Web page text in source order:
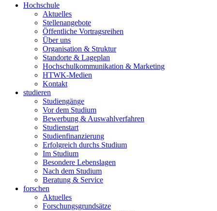
Hochschule
Aktuelles
Stellenangebote
Öffentliche Vortragsreihen
Über uns
Organisation & Struktur
Standorte & Lageplan
Hochschulkommunikation & Marketing
HTWK-Medien
Kontakt
studieren
Studiengänge
Vor dem Studium
Bewerbung & Auswahlverfahren
Studienstart
Studienfinanzierung
Erfolgreich durchs Studium
Im Studium
Besondere Lebenslagen
Nach dem Studium
Beratung & Service
forschen
Aktuelles
Forschungsgrundsätze